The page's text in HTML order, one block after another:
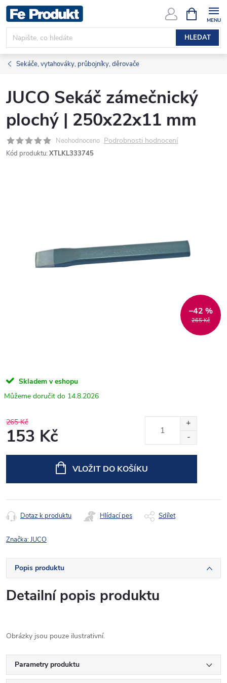
Přejít
na
obsah
HLEDAT
NÁKUPNÍ
KOŠÍK
Sekáče, vytahováky, průbojníky, děrovače
JUCO Sekáč zámečnický
plochý | 250x22x11 mm
Neohodnoceno Podrobnosti hodnocení
Kód produktu: XTLKL333745
265 Kč
–42 %
Skladem v eshopu
14.8.2026
265 Kč
153 Kč
VLOŽIT DO KOŠÍKU
Dotaz k produktu Hlídací pes Sdílet
Značka:JUCO
Popis produktu
Detailní popis produktu
Obrázky jsou pouze ilustrativní.
Parametry produktu